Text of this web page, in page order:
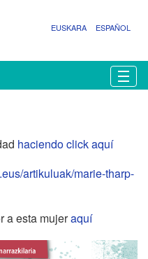
EUSKARA ESPAÑOL
haciendo click aquí
artikuluak/marie-tharp-
a esta mujeraquí